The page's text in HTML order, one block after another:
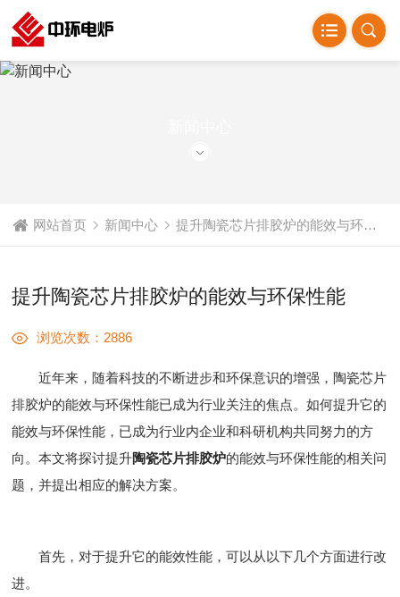
网站首页 新闻中心 提升陶瓷芯片排胶炉的能效与环保性能
提升陶瓷芯片排胶炉的能效与环保性能
浏览次数：2886
近年来，随着科技的不断进步和环保意识的增强，陶瓷芯片
排胶炉的能效与环保性能已成为行业关注的焦点。如何提升它的
能效与环保性能，已成为行业内企业和科研机构共同努力的方
向。本文将探讨提升陶瓷芯片排胶炉的能效与环保性能的相关问
题，并提出相应的解决方案。
首先，对于提升它的能效性能，可以从以下几个方面进行改
进。